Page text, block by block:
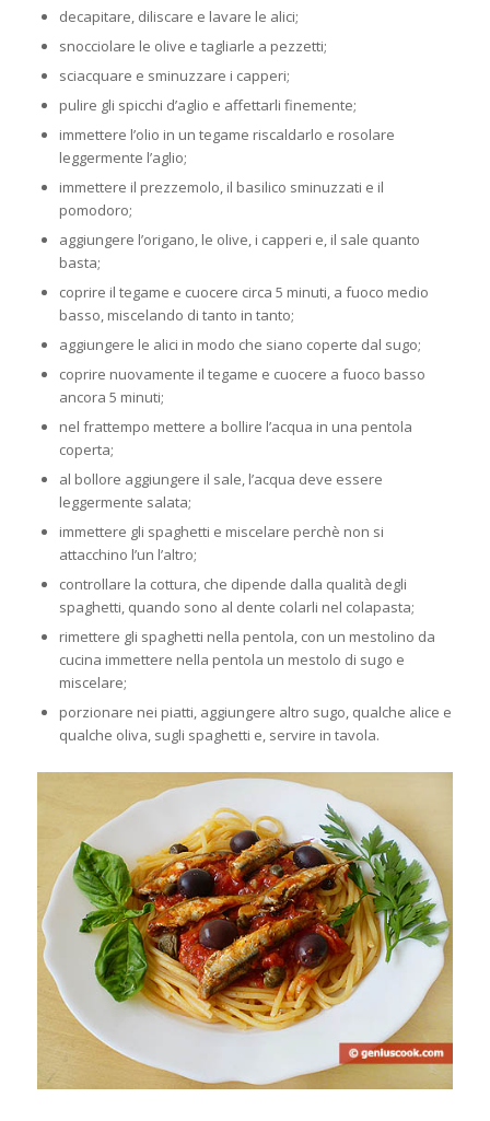
decapitare, diliscare e lavare le alici;
snocciolare le olive e tagliarle a pezzetti;
sciacquare e sminuzzare i capperi;
pulire gli spicchi d’aglio e affettarli finemente;
immettere l’olio in un tegame riscaldarlo e rosolare
leggermente l’aglio;
immettere il prezzemolo, il basilico sminuzzati e il
pomodoro;
aggiungere l’origano, le olive, i capperi e, il sale quanto
basta;
coprire il tegame e cuocere circa 5 minuti, a fuoco medio
basso, miscelando di tanto in tanto;
aggiungere le alici in modo che siano coperte dal sugo;
coprire nuovamente il tegame e cuocere a fuoco basso
ancora 5 minuti;
nel frattempo mettere a bollire l’acqua in una pentola
coperta;
al bollore aggiungere il sale, l’acqua deve essere
leggermente salata;
immettere gli spaghetti e miscelare perchè non si
attacchino l’un l’altro;
controllare la cottura, che dipende dalla qualità degli
spaghetti, quando sono al dente colarli nel colapasta;
rimettere gli spaghetti nella pentola, con un mestolino da
cucina immettere nella pentola un mestolo di sugo e
miscelare;
porzionare nei piatti, aggiungere altro sugo, qualche alice e
qualche oliva, sugli spaghetti e, servire in tavola.